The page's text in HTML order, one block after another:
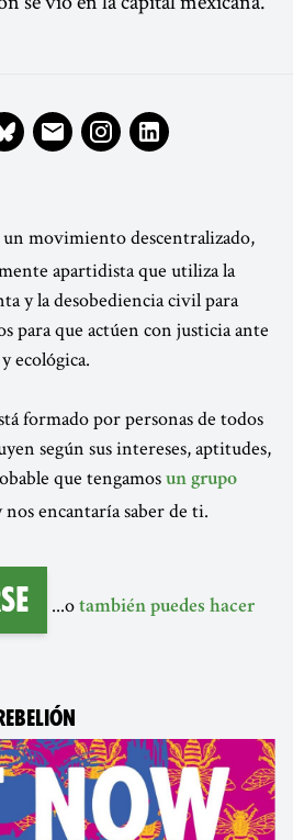
un movimiento descentralizado,
apartidista que utiliza la
y la desobediencia civil para
para que actúen con justicia ante
ecológica.
formado por personas de todos
según sus intereses, aptitudes,
que tengamos un grupo
nos encantaría saber de ti.
...o también puedes hacer